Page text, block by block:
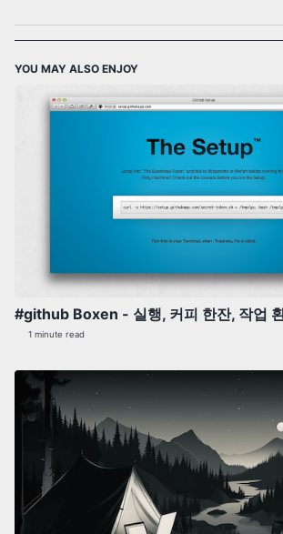
YOU MAY ALSO ENJOY
#github Boxen - 실행, 커피 한잔, 작업
1 minute read